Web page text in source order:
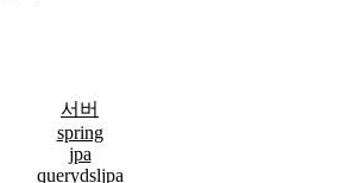
서버
spring
jpa
querydsljpa